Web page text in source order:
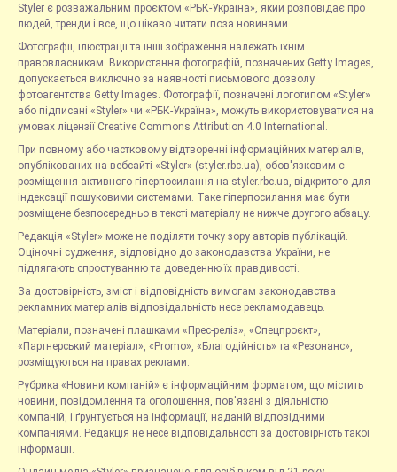
Styler є розважальним проєктом «РБК-Україна», який розповідає про
людей, тренди і все, що цікаво читати поза новинами.
Фотографії, ілюстрації та інші зображення належать їхнім
правовласникам. Використання фотографій, позначених Getty Images,
допускається виключно за наявності письмового дозволу
фотоагентства Getty Images. Фотографії, позначені логотипом «Styler»
або підписані «Styler» чи «РБК-Україна», можуть використовуватися на
умовах ліцензії Creative Commons Attribution 4.0 International.
При повному або частковому відтворенні інформаційних матеріалів,
опублікованих на вебсайті «Styler» (styler.rbc.ua), обов'язковим є
розміщення активного гіперпосилання на styler.rbc.ua, відкритого для
індексації пошуковими системами. Таке гіперпосилання має бути
розміщене безпосередньо в тексті матеріалу не нижче другого абзацу.
Редакція «Styler» може не поділяти точку зору авторів публікацій.
Оціночні судження, відповідно до законодавства України, не
підлягають спростуванню та доведенню їх правдивості.
За достовірність, зміст і відповідність вимогам законодавства
рекламних матеріалів відповідальність несе рекламодавець.
Матеріали, позначені плашками «Прес-реліз», «Спецпроєкт»,
«Партнерський матеріал», «Promo», «Благодійність» та «Резонанс»,
розміщуються на правах реклами.
Рубрика «Новини компаній» є інформаційним форматом, що містить
новини, повідомлення та оголошення, пов'язані з діяльністю
компаній, і ґрунтується на інформації, наданій відповідними
компаніями. Редакція не несе відповідальності за достовірність такої
інформації.